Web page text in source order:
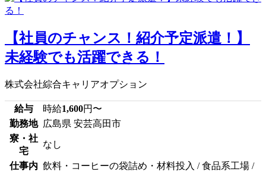
【社員のチャンス！紹介予定派遣！】
未経験でも活躍できる！
株式会社綜合キャリアオプション
給与 時給1,600円〜
勤務地
広島県 安芸高田市
寮・社
宅
なし
仕事内 飲料・コーヒーの袋詰め・材料投入 / 食品系工場 /